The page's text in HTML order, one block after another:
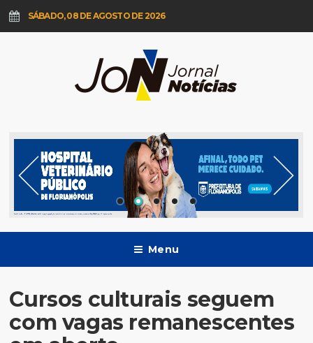
SÁBADO, 08 DE AGOSTO DE 2026
Menu
Cursos culturais seguem
com vagas remanescentes